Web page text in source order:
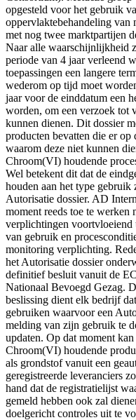
opgesteld voor het gebruik
oppervlaktebehandeling van
met nog twee marktpartijen
Naar alle waarschijnlijkheid
periode van 4 jaar verleend
toepassingen een langere
wederom op tijd moet
jaar voor de einddatum een
worden, om een verzoek tot
kunnen dienen. Dit dossier
producten bevatten die er
waarom deze niet kunnen
Chroom(VI) houdende
Wel betekent dit dat de
houden aan het type gebruik
Autorisatie dossier. AD
moment reeds toe te werken
verplichtingen voortvloeiend
van gebruik en
monitoring verplichting.
het Autorisatie dossier
definitief besluit vanuit de
Nationaal Bevoegd Gezag.
beslissing dient elk bedrijf
gebruiken waarvoor een
melding van zijn gebruik te
updaten. Op dat moment
Chroom(VI) houdende
als grondstof vanuit een
geregistreerde leveranciers
hand dat de registratielijst
gemeld hebben ook zal
doelgericht controles uit te